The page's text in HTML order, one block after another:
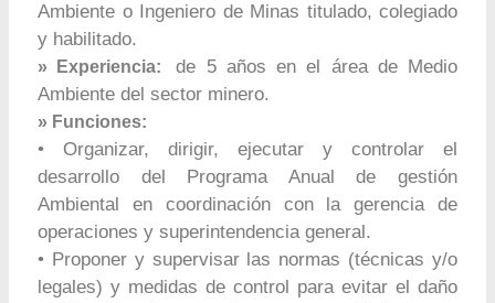
Ambiente o Ingeniero de Minas titulado, colegiado
y habilitado.
» Experiencia:
de 5 años en el área de Medio
Ambiente del sector minero.
» Funciones:
• Organizar, dirigir, ejecutar y controlar el
desarrollo del Programa Anual de gestión
Ambiental en coordinación con la gerencia de
operaciones y superintendencia general.
• Proponer y supervisar las normas (técnicas y/o
legales) y medidas de control para evitar el daño